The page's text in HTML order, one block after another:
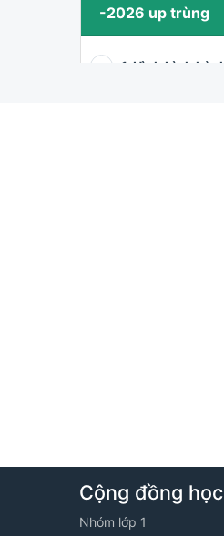
-2026 up trùng
1. Hình bình
8. Tuần 7 - Lớp
-2026
Cộng đồng
Nhóm lớp 1